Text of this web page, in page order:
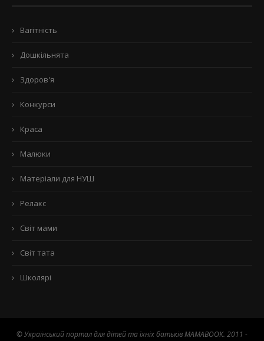
Вагітність
Дошкільнята
Здоров'я
Конкурси
Краса
Малюки
Матеріали для НУШ
Релакс
Світ мами
Світ тата
Школярі
© Український портал для дітей та їхніх батьків MAMABOOK. 2011 -